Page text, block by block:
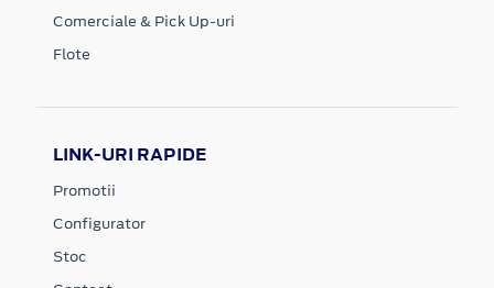
Comerciale & Pick Up-uri
Flote
LINK-URI RAPIDE
Promotii
Configurator
Stoc